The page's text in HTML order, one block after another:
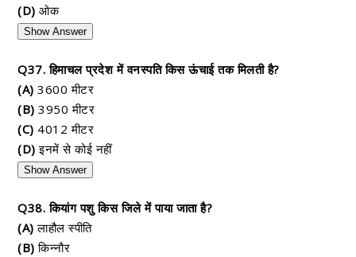
(D) ओक
Show Answer
Q37. हिमाचल प्रदेश में वनस्पति किस ऊंचाई तक मिलती है?
(A) 3600 मीटर
(B) 3950 मीटर
(C) 4012 मीटर
(D) इनमें से कोई नहीं
Show Answer
Q38. कियांग पशु किस जिले में पाया जाता है?
(A) लाहौल स्पीति
(B) किन्नौर